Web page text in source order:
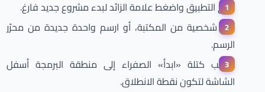
افتح التطبيق واضغط علامة الزائد لبدء مشروع جديد فارغ.
اختر شخصية من المكتبة، أو ارسم واحدة جديدة من محرّر
الرسم.
اسحب كتلة «ابدأ» الصفراء إلى منطقة البرمجة أسفل
الشاشة لتكون نقطة الانطلاق.